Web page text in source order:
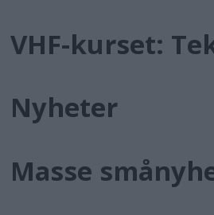
VHF-kurset:
Nyheter
Masse